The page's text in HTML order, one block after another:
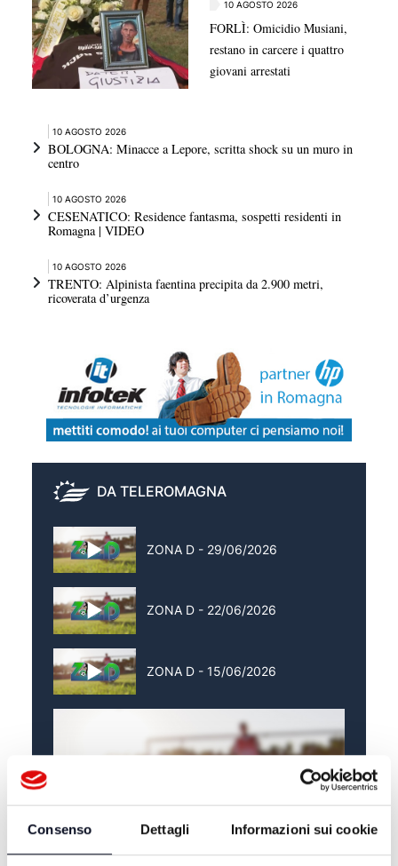
Consenso Dettagli Informazioni sui cookie
10 AGOSTO 2026
FORLÌ: Omicidio Musiani,
restano in carcere i quattro
giovani arrestati
10 AGOSTO 2026
BOLOGNA: Minacce a Lepore, scritta shock su un muro in
centro
10 AGOSTO 2026
CESENATICO: Residence fantasma, sospetti residenti in
Romagna | VIDEO
10 AGOSTO 2026
TRENTO: Alpinista faentina precipita da 2.900 metri,
ricoverata d’urgenza
DA TELEROMAGNA
ZONA D - 29/06/2026
ZONA D - 22/06/2026
ZONA D - 15/06/2026